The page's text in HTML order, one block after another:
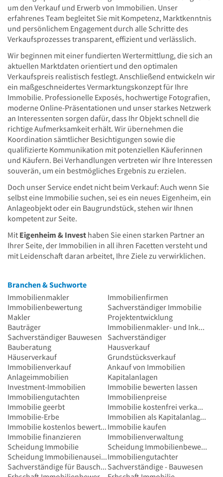
um den Verkauf und Erwerb von Immobilien. Unser
erfahrenes Team begleitet Sie mit Kompetenz, Marktkenntnis
und persönlichem Engagement durch alle Schritte des
Verkaufsprozesses transparent, effizient und verlässlich.
Wir beginnen mit einer fundierten Wertermittlung, die sich an
aktuellen Marktdaten orientiert und den optimalen
Verkaufspreis realistisch festlegt. Anschließend entwickeln wir
ein maßgeschneidertes Vermarktungskonzept für Ihre
Immobilie. Professionelle Exposés, hochwertige Fotografien,
moderne Online-Präsentationen und unser starkes Netzwerk
an Interessenten sorgen dafür, dass Ihr Objekt schnell die
richtige Aufmerksamkeit erhält. Wir übernehmen die
Koordination sämtlicher Besichtigungen sowie die
qualifizierte Kommunikation mit potenziellen Käuferinnen
und Käufern. Bei Verhandlungen vertreten wir Ihre Interessen
souverän, um ein bestmögliches Ergebnis zu erzielen.
Doch unser Service endet nicht beim Verkauf: Auch wenn Sie
selbst eine Immobilie suchen, sei es ein neues Eigenheim, ein
Anlageobjekt oder ein Baugrundstück, stehen wir Ihnen
kompetent zur Seite.
Mit Eigenheim & Invest haben Sie einen starken Partner an
Ihrer Seite, der Immobilien in all ihren Facetten versteht und
mit Leidenschaft daran arbeitet, Ihre Ziele zu verwirklichen.
Branchen & Suchworte
Immobilienmakler
Immobilienfirmen
Immobilienbewertung
Sachverständiger Immobilie
Makler
Projektentwicklung
Bauträger
Immobilienmakler- und Inkassobüro-Innung
Sachverständiger Bauwesen
Sachverständiger
Bauberatung
Hausverkauf
Häuserverkauf
Grundstücksverkauf
Immobilienverkauf
Ankauf von Immobilien
Anlageimmobilien
Kapitalanlagen
Investment-Immobilien
Immobilie bewerten lassen
Immobiliengutachten
Immobilienpreise
Immobilie geerbt
Immobilie kostenfrei verkaufen
Immobilie-Erbe
Immobilien als Kapitalanlagen
Immobilie kostenlos bewerten Immobilie kaufen
Immobilie finanzieren
Immobilienverwaltung
Scheidung Immobilie
Scheidung Immobilienbewertung
Scheidung ImmobilienauseinandersetzungImmobiliengutachter
Sachverständige für Bauschäden Sachverständige - Bauwesen